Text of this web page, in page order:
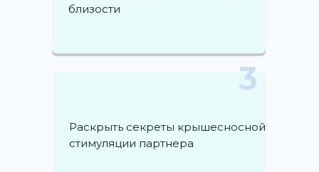
3
Раскрыть секреты крышесносной
стимуляции партнера
близости